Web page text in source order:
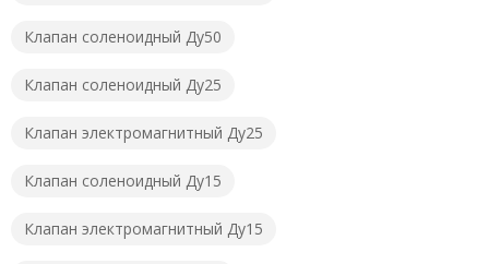
Клапан соленоидный Ду50
Клапан соленоидный Ду25
Клапан электромагнитный Ду25
Клапан соленоидный Ду15
Клапан электромагнитный Ду15